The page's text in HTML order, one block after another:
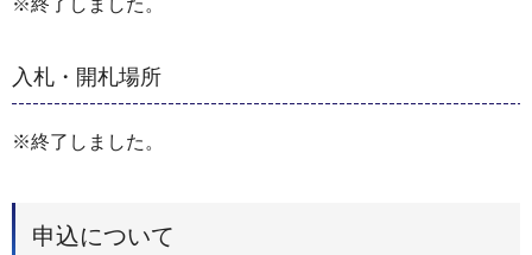
※終了しました。
入札・開札場所
※終了しました。
申込について